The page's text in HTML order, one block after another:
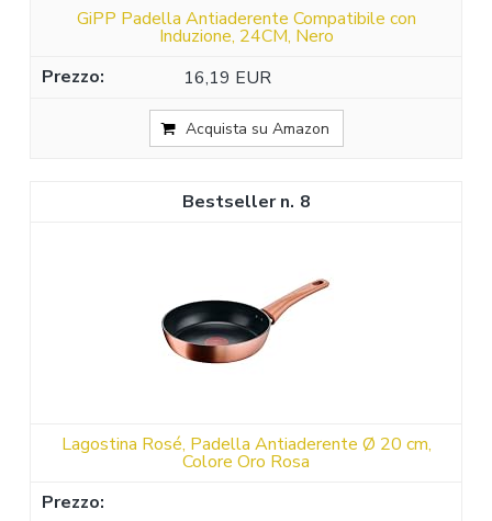
GiPP Padella Antiaderente Compatibile con
Induzione, 24CM, Nero
16,19 EUR
Acquista su Amazon
8
Lagostina Rosé, Padella Antiaderente Ø 20 cm,
Colore Oro Rosa